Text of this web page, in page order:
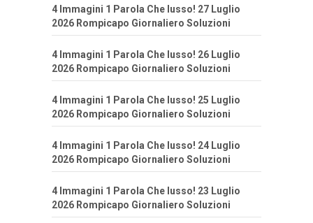
4 Immagini 1 Parola Che lusso! 27 Luglio
2026 Rompicapo Giornaliero Soluzioni
4 Immagini 1 Parola Che lusso! 26 Luglio
2026 Rompicapo Giornaliero Soluzioni
4 Immagini 1 Parola Che lusso! 25 Luglio
2026 Rompicapo Giornaliero Soluzioni
4 Immagini 1 Parola Che lusso! 24 Luglio
2026 Rompicapo Giornaliero Soluzioni
4 Immagini 1 Parola Che lusso! 23 Luglio
2026 Rompicapo Giornaliero Soluzioni